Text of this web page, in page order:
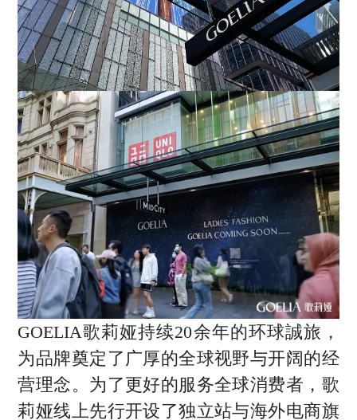
GOELIA歌莉娅持续20余年的环球誠旅，
为品牌奠定了广厚的全球视野与开阔的经
营理念。为了更好的服务全球消费者，歌
莉娅线上先行开设了独立站与海外电商旗